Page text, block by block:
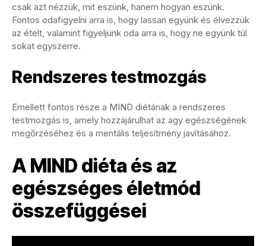
csak azt nézzük, mit eszünk, hanem hogyan eszünk.
Fontos odafigyelni arra is, hogy lassan együnk és élvezzük
az ételt, valamint figyeljünk oda arra is, hogy ne együnk túl
sokat egyszerre.
Rendszeres testmozgás
Emellett fontos része a MIND diétának a rendszeres
testmozgás is, amely hozzájárulhat az agy egészségének
megőrzéséhez és a mentális teljesítmény javításához.
A MIND diéta és az
egészséges életmód
összefüggései